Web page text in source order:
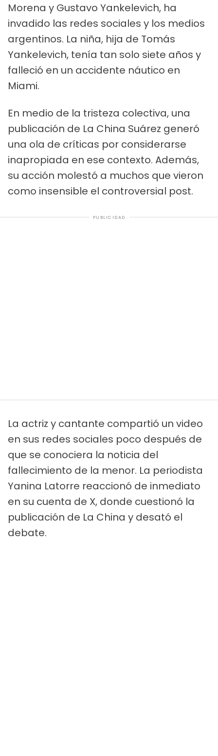
Morena y Gustavo Yankelevich, ha
invadido las redes sociales y los medios
argentinos. La niña, hija de Tomás
Yankelevich, tenía tan solo siete años y
falleció en un accidente náutico en
Miami.
En medio de la tristeza colectiva, una
publicación de La China Suárez generó
una ola de críticas por considerarse
inapropiada en ese contexto. Además,
su acción molestó a muchos que vieron
como insensible el controversial post.
PUBLICIDAD
La actriz y cantante compartió un video
en sus redes sociales poco después de
que se conociera la noticia del
fallecimiento de la menor. La periodista
Yanina Latorre reaccionó de inmediato
en su cuenta de X, donde cuestionó la
publicación de La China y desató el
debate.